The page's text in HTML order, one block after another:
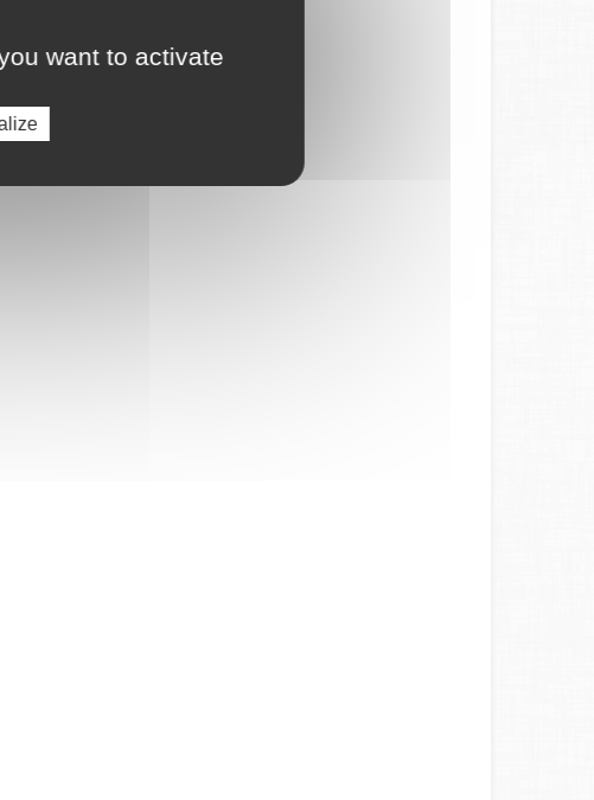
want to activate